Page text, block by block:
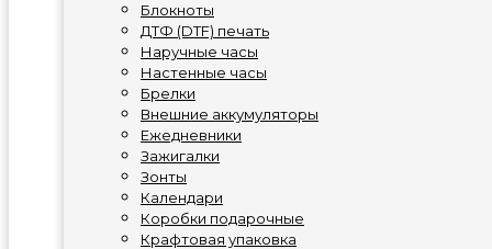
Блокноты
ДТФ (DTF) печать
Наручные часы
Настенные часы
Брелки
Внешние аккумуляторы
Ежедневники
Зажигалки
Зонты
Календари
Коробки подарочные
Крафтовая упаковка